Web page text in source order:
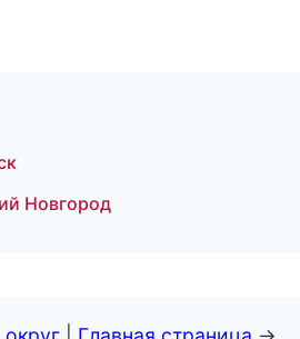
Новгород